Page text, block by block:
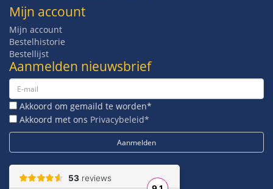
Mijn account
Mijn account
Bestelhistorie
Bestellijst
Aanmelden nieuwsbrief
Akkoord om gemaild te worden*
Akkoord met ons Privacybeleid*